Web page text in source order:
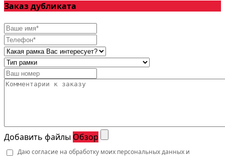
Заказ дубликата
Добавить файлы Обзор
Даю согласие на обработку моих персональных данных и